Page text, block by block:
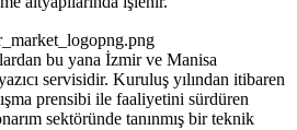
bu yana İzmir ve Manisa
servisidir. Kuruluş yılından itibaren
prensibi ile faaliyetini sürdüren
sektöründe tanınmış bir teknik